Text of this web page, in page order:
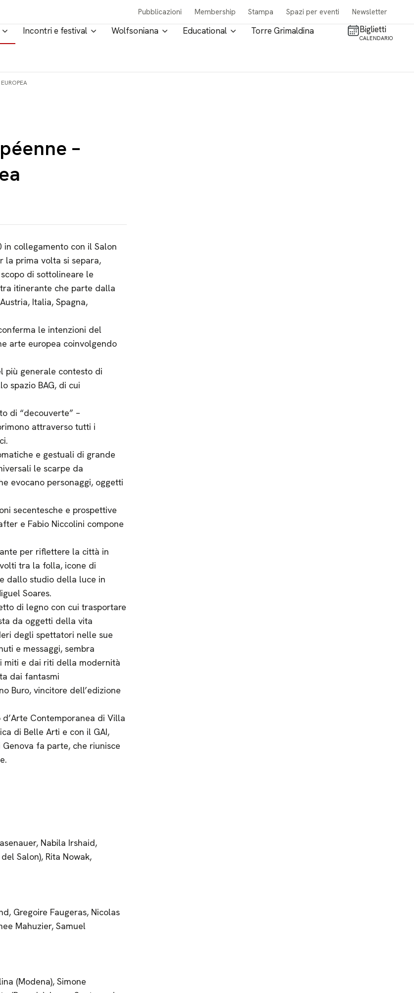
Pubblicazioni Membership Stampa Spazi per eventi Newsletter
Incontri e festival Wolfsoniana Educational Torre Grimaldina Biglietti
CALENDARIO
–
in collegamento con il Salon
la prima volta si separa,
di sottolineare le
itinerante che parte dalla
Italia, Spagna,
le intenzioni del
arte europea coinvolgendo
più generale contesto di
spazio BAG, di cui
di “decouverte” –
attraverso tutti i
e gestuali di grande
le scarpe da
evocano personaggi, oggetti
secentesche e prospettive
e Fabio Niccolini compone
per riflettere la città in
tra la folla, icone di
dallo studio della luce in
Soares.
di legno con cui trasportare
da oggetti della vita
degli spettatori nelle sue
e messaggi, sembra
miti e dai riti della modernità
dai fantasmi
Buro, vincitore dell’edizione
Contemporanea di Villa
di Belle Arti e con il GAI,
fa parte, che riunisce
Nabila Irshaid,
Salon), Rita Nowak,
Gregoire Faugeras, Nicolas
Mahuzier, Samuel
(Modena), Simone